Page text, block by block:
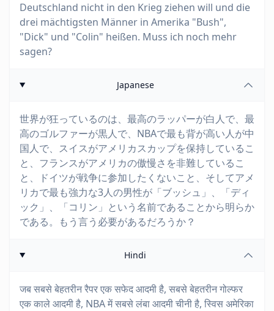
Deutschland nicht in den Krieg ziehen will und die
drei mächtigsten Männer in Amerika "Bush",
"Dick" und "Colin" heißen. Muss ich noch mehr
sagen?
Japanese
世界が狂っているのは、最高のラッパーが白人で、最
高のゴルファーが黒人で、NBAで最も背が高い人が中
国人で、スイスがアメリカスカップを保持しているこ
と、フランスがアメリカの傲慢さを非難しているこ
と、ドイツが戦争に参加したくないこと、そしてアメ
リカで最も強力な3人の男性が「ブッシュ」、「ディ
ック」、「コリン」という名前であることから明らか
である。もう言う必要があるだろうか？
Hindi
जब सबसे बेहतरीन रैपर एक सफेद आदमी है, सबसे बेहतरीन गोल्फर
एक काले आदमी है, NBA में सबसे लंबा आदमी चीनी है, स्विस अमेरिका